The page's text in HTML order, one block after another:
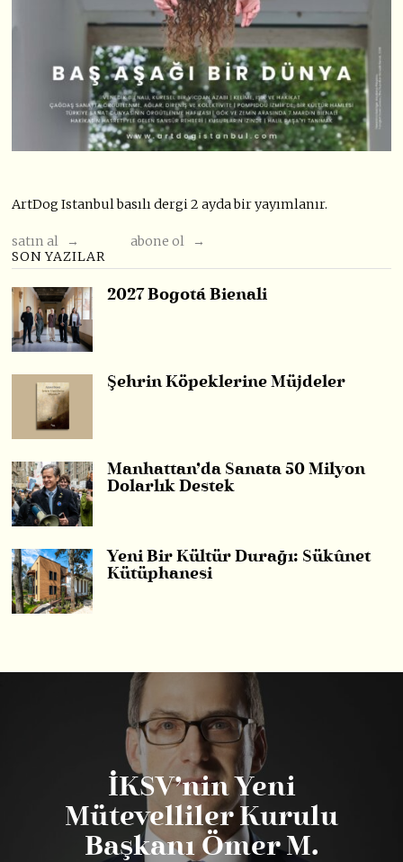
ArtDog Istanbul basılı dergi 2 ayda bir yayımlanır.
satın al →
abone ol →
SON YAZILAR
2027 Bogotá Bienali
Şehrin Köpeklerine Müjdeler
Manhattan’da Sanata 50 Milyon
Dolarlık Destek
Yeni Bir Kültür Durağı: Sükûnet
Kütüphanesi
İKSV’nin Yeni
Mütevelliler Kurulu
Başkanı Ömer M.